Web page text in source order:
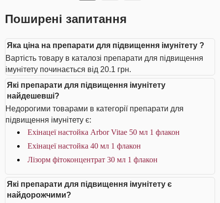
Поширені запитання
Яка ціна на препарати для підвищення імунітету ?
Вартість товару в каталозі препарати для підвищення
імунітету починається від 20.1 грн.
Які препарати для підвищення імунітету
найдешевші?
Недорогими товарами в категорії препарати для
підвищення імунітету є:
Ехінацеї настойка Arbor Vitae 50 мл 1 флакон
Ехінацеї настойка 40 мл 1 флакон
Лізорм фітоконцентрат 30 мл 1 флакон
Які препарати для підвищення імунітету є
найдорожчими?